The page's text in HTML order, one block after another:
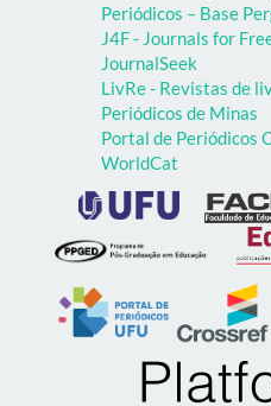
Periódicos – Base
J4F - Journals for
JournalSeek
LivRe - Revistas de
Periódicos de Minas
Portal de Periódicos
WorldCat